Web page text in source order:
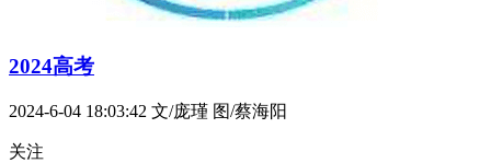
2024高考
2024-6-04 18:03:42 文/庞瑾 图/蔡海阳
关注